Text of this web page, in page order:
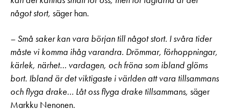
något stort, säger han.
– Små saker kan vara början till något stort. I svåra tider
måste vi komma ihåg varandra. Drömmar, förhoppningar,
kärlek, närhet… vardagen, och fröna som ibland glöms
bort. Ibland är det viktigaste i världen att vara tillsammans
och flyga drake… Låt oss flyga drake tillsammans, säger
Markku Nenonen.